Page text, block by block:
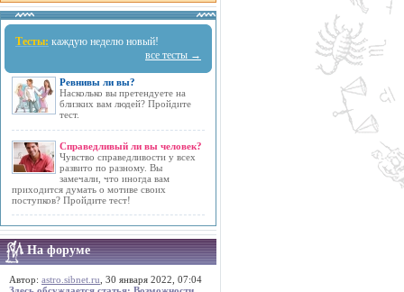
Тесты: каждую неделю новый!
все тесты →
Ревнивы ли вы?
Насколько вы претендуете на
близких вам людей? Пройдите
тест.
Справедливый ли вы человек?
Чувство справедливости у всех
развито по разному. Вы
замечали, что иногда вам
приходится думать о мотиве своих
поступков? Пройдите тест!
На форуме
Автор: astro.sibnet.ru , 30 января 2022, 07:04